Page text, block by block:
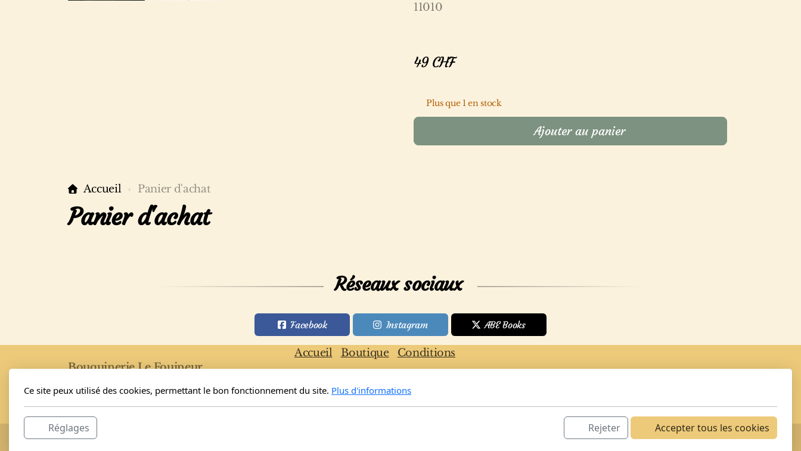
11010
49CHF
Plus que 1 en stock
Ajouter au panier
Accueil Panier d'achat
Panier d'achat
Réseaux sociaux
Facebook Instagram ABE Books
Bouquinerie Le Fouineur
Rue de l'Eglise 40
1955 Saint-Pierre-de-Clages
Accueil Boutique Conditions
Ce site peux utilisé des cookies, permettant le bon fonctionnement du site. Plus d'informations
Réglages Rejeter Accepter tous les cookies